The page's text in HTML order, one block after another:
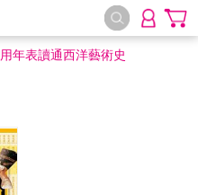
用年表讀通西洋藝術史